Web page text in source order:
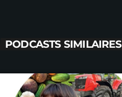
PODCASTS SIMILAIRES